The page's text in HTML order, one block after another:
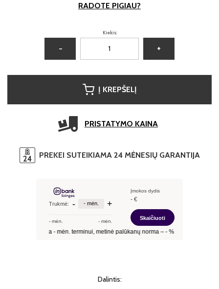
RADOTE PIGIAU?
Kiekis:
− +
Į KREPŠELĮ
PRISTATYMO KAINA
PREKEI SUTEIKIAMA 24 MĖNESIŲ GARANTIJA
Dalintis: